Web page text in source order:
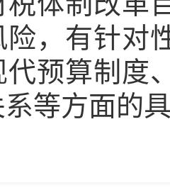
险，有针对
代预算制度
等方面的